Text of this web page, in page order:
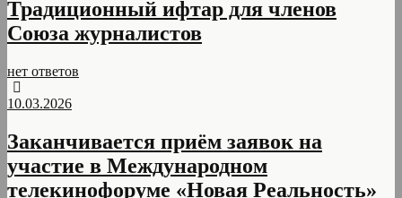
Традиционный ифтар для членов
Союза журналистов
нет ответов
10.03.2026
Заканчивается приём заявок на
участие в Международном
телекинофоруме «Новая Реальность»